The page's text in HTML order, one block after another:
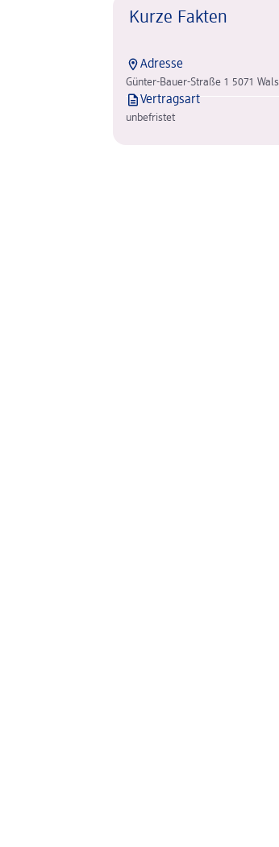
Kurze Fakten
Adresse
Günter-Bauer-Straße 1 5071 Wals
Vertragsart
unbefristet